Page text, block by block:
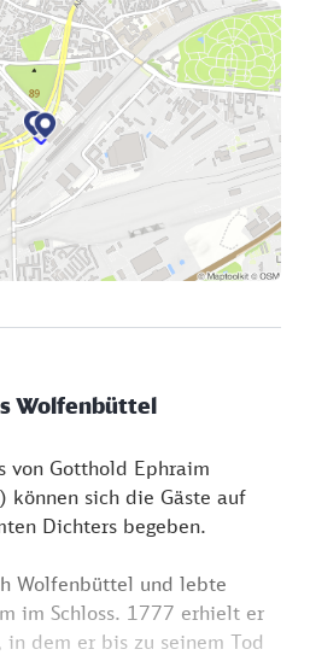
bilden mit
und Magazin mehrere
Es geht auf die
Herzog August II. (1579 –
der größten Bibliotheken
über einer Million
Augusta heute noch
Der zentrale
Dichter Gotthold Ephraim
tätig war.
Wolfenbüttel
von Gotthold Ephraim
können sich die Gäste auf
Dichters begeben.
Wolfenbüttel und lebte
im Schloss. 1777 erhielt er
in dem er bis zu seinem Tod